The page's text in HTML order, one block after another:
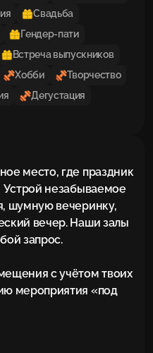
Свадьба
Гендер-пати
Встреча выпускников
Хобби
Творчество
Дегустация
место, где праздник
Устрой незабываемое
шумную вечеринку,
вечер. Наши залы
запрос.
с учётом твоих
мероприятия «под